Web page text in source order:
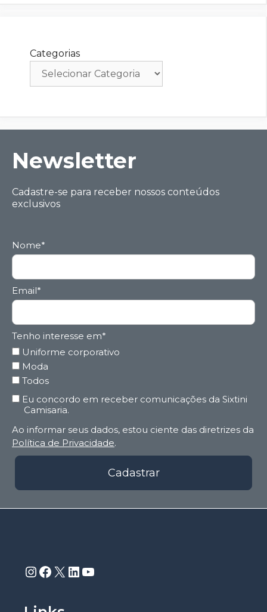
Categorias
Ne wsletter
Cadastre-se para receber nossos conteúdos
exclusivos
Nome*
Email*
Tenho interesse em*
Uniforme corporativo
Moda
Todos
Eu concordo em receber comunicações da Sixtini
Camisaria.
Ao informar seus dados, estou ciente das diretrizes da
Política de Privacidade.
Cadastrar
Instagram
Facebook
X LinkedIn
Youtube